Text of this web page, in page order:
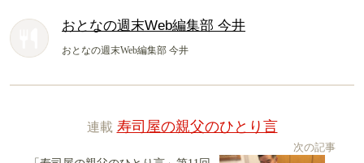
おとなの週末Web編集部 今井
おとなの週末Web編集部 今井
連載 寿司屋の親父のひとり言
次の記事